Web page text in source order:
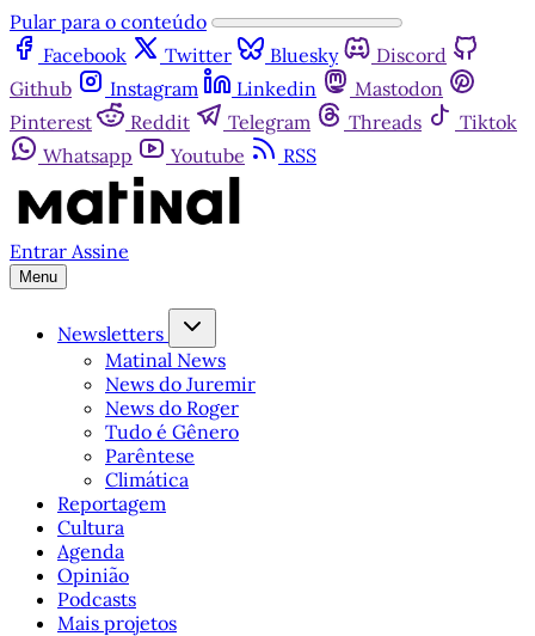
Pular para o conteúdo
Facebook
Twitter Bluesky
Discord
Github
Instagram Linkedin
Mastodon
Pinterest
Reddit Telegram Threads
Tiktok
Whatsapp
Youtube RSS
Entrar Assine
Menu
Newsletters
Matinal News
News do Juremir
News do Roger
Tudo é Gênero
Parêntese
Climática
Reportagem
Cultura
Agenda
Opinião
Podcasts
Mais projetos